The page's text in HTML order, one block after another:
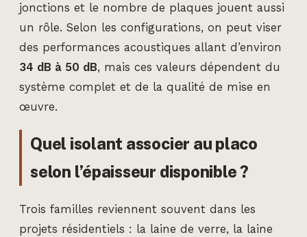
jonctions et le nombre de plaques jouent aussi
un rôle. Selon les configurations, on peut viser
des performances acoustiques allant d’environ
34 dB à 50 dB, mais ces valeurs dépendent du
système complet et de la qualité de mise en
œuvre.
Quel isolant associer au placo
selon l’épaisseur disponible ?
Trois familles reviennent souvent dans les
projets résidentiels : la laine de verre, la laine